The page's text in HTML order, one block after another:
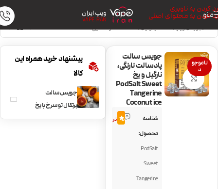
رد کردن به ناوبری
رد کردن به محتوای اصلی
منو ویپ ایران
VAPE IRAN
خانه/جویس ویپ/سالت نیکوتین/سالت خنک و نعنایی
ناموجو
د
بزرگنمایی تصویر
جویس سالت
پادسالت نارنگی،
نارگیل و یخ
PodSalt Sweet
Tangerine
Coconut ice
شناسه
محصول:
PodSalt
Sweet
Tangerine
2
نظر5.0
پیشنهاد خرید همراه این
کالا
جویس سالت
پرتقال تو‌‌ سرخ با یخ
BLVK Red Orange